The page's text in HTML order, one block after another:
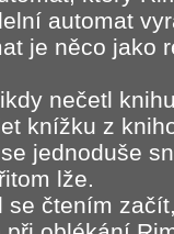
automat
je něco jako
nečetl
knížku z
jednoduše
lže.
se čtením